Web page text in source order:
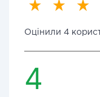
Оцінили 4
4